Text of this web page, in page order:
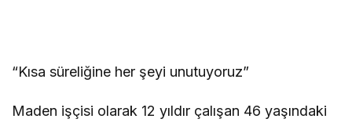
“Kısa süreliğine her şeyi unutuyoruz”
Maden işçisi olarak 12 yıldır çalışan 46 yaşındaki